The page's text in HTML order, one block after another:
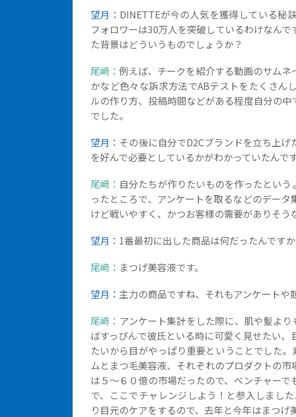
望月： DINETTEが今の人気を獲得している秘
フォロワーは30万人を突破しているわけなん
た背景はどういうものでしょうか？
尾﨑：例えば、チークを紹介する動画のサム
かなど色々な訴求方法でABテストをたくさん
ルの作り方、投稿時間などがある程度自分の
でした。
望月： その後に自分でD2Cブランドを立ち上
を好んで必要としているかがわかっていたんです
尾﨑： 自分たちが作りたいものを作ったとい
ったところで、アンケートを取るなどのデー
けど戦いやすく、かつお客様の需要がありそう
望月： 1番最初に出した商品は何だったんですか
尾﨑： まつげ美容液です。
望月： 主力の商品ですね、それもアンケートや
尾﨑： アンケート集計をした際に、肌や髪よ
ばすっぴんで彼氏といる時に可愛く見せたい
たいから目がやっぱり重要ということでした
ムとまつ毛美容液、それぞれのプロダクトの
は５〜６０億の市場だったので、ベンチャー
で、ここでチャレンジしよう！と参入しまし
り目元のケアをするので、去年と今年はまつ